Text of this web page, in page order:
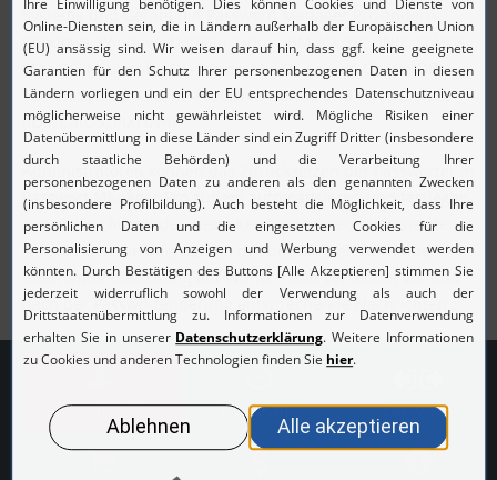
Systeme und Geräte mit Password Manager Pro ändern:
Windows, Windows Domain, Linux, IBM AIX, HP UNIX, Solaris,
Mac OS, Microsoft SQL-Server, MySQL-Server, Oracle-DB-
Server, Sybase ASE, HP-ProCurve-Geräte und Cisco-Geräte
(IOS, CatOS, PIX) uvm.
Administratoren können das Zurücksetzen der Passwörter in
Passwort Manager Pro zudem automatisieren und festlegen,
in welchen Abständen neue Kennwörter vergeben werden
sollen. Auch die Information der betroffenen Anwender
übernimmt die Lösung auf Wunsch und versendet vor und
nach der Passwortänderung entsprechende Nachrichten.
Download Live Demo Editionen